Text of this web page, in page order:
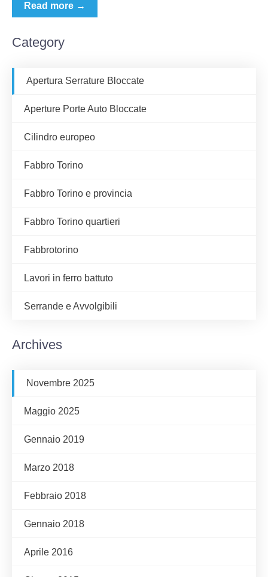
Read more →
Category
Apertura Serrature Bloccate
Aperture Porte Auto Bloccate
Cilindro europeo
Fabbro Torino
Fabbro Torino e provincia
Fabbro Torino quartieri
Fabbrotorino
Lavori in ferro battuto
Serrande e Avvolgibili
Archives
Novembre 2025
Maggio 2025
Gennaio 2019
Marzo 2018
Febbraio 2018
Gennaio 2018
Aprile 2016